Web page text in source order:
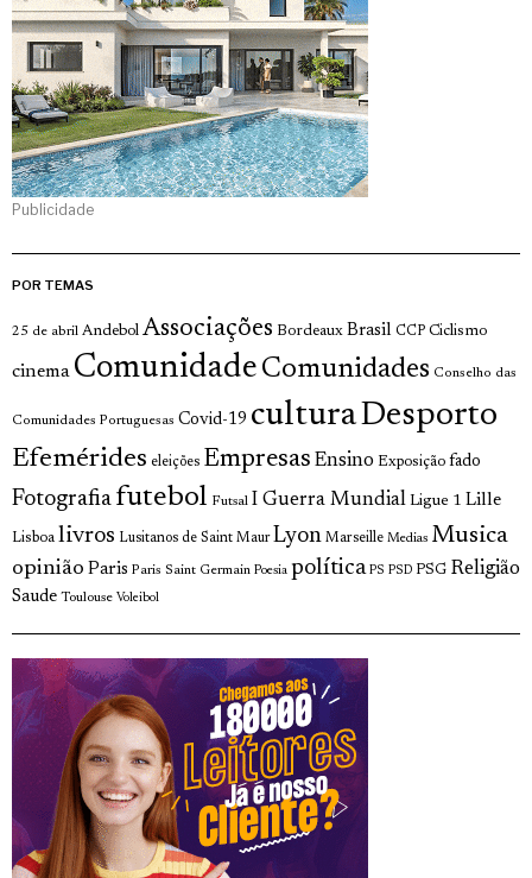
Publicidade
POR TEMAS
25 de abril Andebol Associações Bordeaux Brasil CCP Ciclismo
cinema Comunidade Comunidades Conselho das
Comunidades Portuguesas Covid-19 culturaDesporto
Efemérides eleições Empresas Ensino Exposição fado
Fotografia futebol Futsal I Guerra Mundial Ligue 1 Lille
Lisboa livros Lusitanos de Saint Maur Lyon Marseille Medias Musica
opinião Paris Paris Saint Germain Poesia política PS PSD PSG Religião
Saude Toulouse Voleibol